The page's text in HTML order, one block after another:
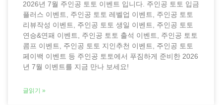
2026년 7월 주인공 토토 이벤트 입니다. 주인공 토토 입금
플러스 이벤트, 주인공 토토 레벨업 이벤트, 주인공 토토
리뷰작성 이벤트, 주인공 토토 생일 이벤트, 주인공 토토
연승&연패 이벤트, 주인공 토토 출석 이벤트, 주인공 토토
콤프 이벤트, 주인공 토토 지인추천 이벤트, 주인공 토토
페이백 이벤트 등 주인공 토토에서 푸짐하게 준비한 2026
년 7월 이벤트를 지금 만나 보세요!
글읽기 »